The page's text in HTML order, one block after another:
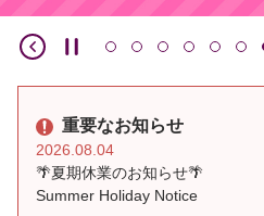
重要なお知らせ
2026.08.04
🌴夏期休業のお知らせ🌴
Summer Holiday Notice